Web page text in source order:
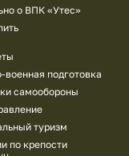
о ВПК «Утес»
военная подготовка
самообороны
туризм
по крепости